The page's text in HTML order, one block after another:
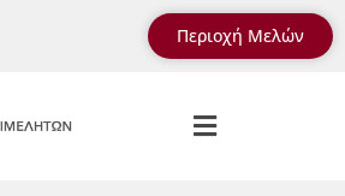
Περιοχή Μελών